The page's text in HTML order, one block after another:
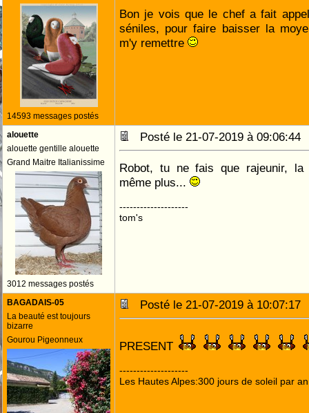
14593 messages postés
Bon je vois que le chef a fait
séniles, pour faire baisser la
m'y remettre
alouette
alouette gentille alouette
Grand Maitre Italianissime
3012 messages postés
Posté le 21-07-2019 à
Robot, tu ne fais que rajeunir,
même plus...
--------------------
tom's
BAGADAIS-05
La beauté est toujours
bizarre
Gourou Pigeonneux
Posté le 21-07-2019 à
PRESENT
--------------------
Les Hautes Alpes:300 jours de soleil par an